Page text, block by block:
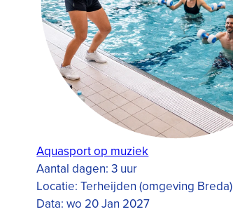
Aquasport op muziek
Aantal dagen:3 uur
Locatie:Terheijden (omgeving Breda)
Data:wo 20 Jan 2027